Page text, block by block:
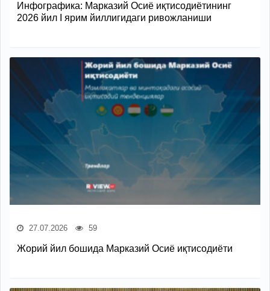
Инфографика: Марказий Осиё иқтисодиётининг
2026 йил I ярим йиллигидаги ривожланиши
27.07.2026 59
Жорий йил бошида Марказий Осиё иқтисодиёти